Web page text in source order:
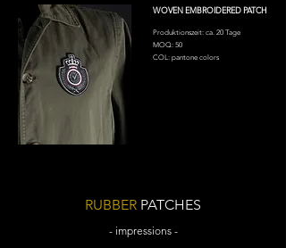
WOVEN EMBROIDERED PATCH
Produktionszeit: ca. 20 Tage
MOQ: 50
COL: pantone colors
RUBBER PATCHES
- impressions -